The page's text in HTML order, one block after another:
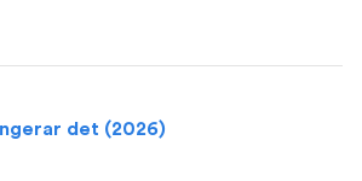
det (2026)